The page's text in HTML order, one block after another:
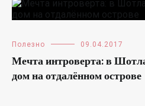
Полезно 09.04.2017
Мечта интроверта: в
дом на отдалённом острове